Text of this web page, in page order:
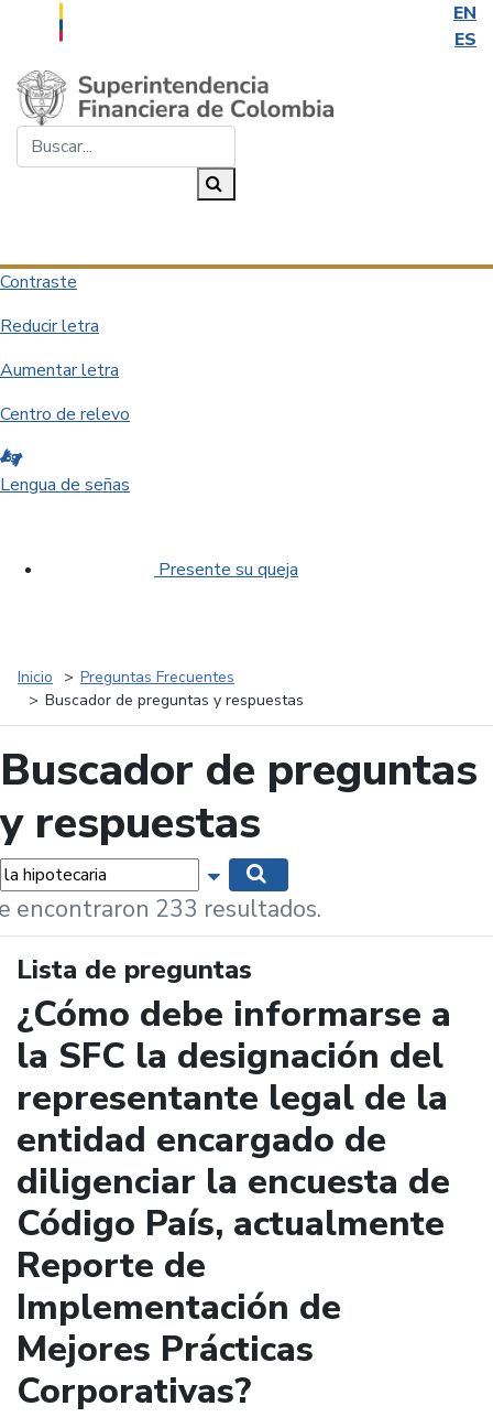
EN
ES
Saltar al contenido principal
Contraste
Reducir letra
Aumentar letra
Centro de relevo
Lengua de señas
Presente su queja
Inicio
Preguntas Frecuentes
Buscador de preguntas y respuestas
Buscador de preguntas
y respuestas
Mostrar opciones de búsqueda
encontraron 233 resultados.
Lista de preguntas
¿Cómo debe informarse a
la SFC la designación del
representante legal de la
entidad encargado de
diligenciar la encuesta de
Código País, actualmente
Reporte de
Implementación de
Mejores Prácticas
Corporativas?